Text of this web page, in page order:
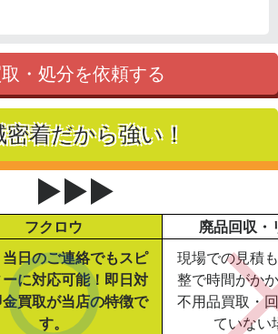
・処分を依頼する
密着だから強い！
▶▶▶
フクロウ 廃品回収・
日のご連絡でもスピ
に対応可能！即日対
買取が当店の特徴で
す。
現場での見積
整で時間がか
不用品買取・
ていない